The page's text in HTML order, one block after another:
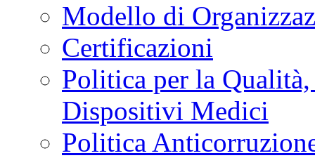
Modello di
Certificazioni
Politica per la
Dispositivi Medici
Politica